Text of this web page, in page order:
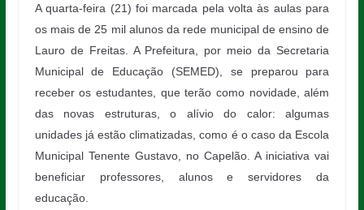
A quarta-feira (21) foi marcada pela volta às aulas para
os mais de 25 mil alunos da rede municipal de ensino de
Lauro de Freitas. A Prefeitura, por meio da Secretaria
Municipal de Educação (SEMED), se preparou para
receber os estudantes, que terão como novidade, além
das novas estruturas, o alívio do calor: algumas
unidades já estão climatizadas, como é o caso da Escola
Municipal Tenente Gustavo, no Capelão. A iniciativa vai
beneficiar professores, alunos e servidores da
educação.